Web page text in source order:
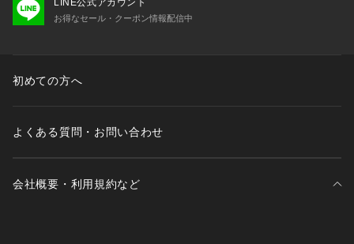
お得なセール・クーポン情報配信中
初めての方へ
よくある質問・お問い合わせ
会社概要・利用規約など